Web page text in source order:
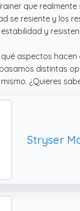
que
se resiente y los
y
aspectos
distintas
¿Quieres